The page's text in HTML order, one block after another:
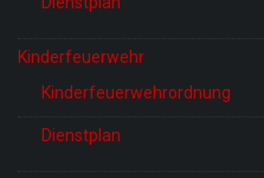
Kinderfeuerwehr
Kinderfeuerwehrordnung
Dienstplan